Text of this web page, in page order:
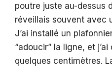
poutre juste au-dessus
réveillais souvent avec
J’ai installé un
“adoucir” la ligne, et
quelques centimètres.